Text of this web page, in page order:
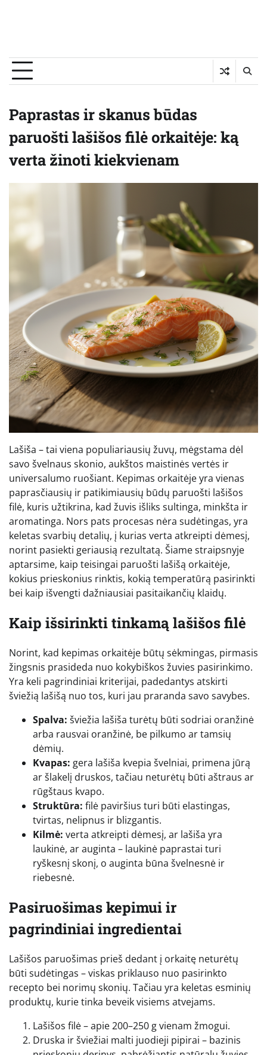
Paprastas ir skanus būdas
paruošti lašišos filė orkaitėje: ką
verta žinoti kiekvienam
Lašiša – tai viena populiariausių žuvų, mėgstama dėl
savo švelnaus skonio, aukštos maistinės vertės ir
universalumo ruošiant. Kepimas orkaitėje yra vienas
paprasčiausių ir patikimiausių būdų paruošti lašišos
filė, kuris užtikrina, kad žuvis išliks sultinga, minkšta ir
aromatinga. Nors pats procesas nėra sudėtingas, yra
keletas svarbių detalių, į kurias verta atkreipti dėmesį,
norint pasiekti geriausią rezultatą. Šiame straipsnyje
aptarsime, kaip teisingai paruošti lašišą orkaitėje,
kokius prieskonius rinktis, kokią temperatūrą pasirinkti
bei kaip išvengti dažniausiai pasitaikančių klaidų.
Kaip išsirinkti tinkamą lašišos filė
Norint, kad kepimas orkaitėje būtų sėkmingas, pirmasis
žingsnis prasideda nuo kokybiškos žuvies pasirinkimo.
Yra keli pagrindiniai kriterijai, padedantys atskirti
šviežią lašišą nuo tos, kuri jau praranda savo savybes.
Spalva: šviežia lašiša turėtų būti sodriai oranžinė
arba rausvai oranžinė, be pilkumo ar tamsių
dėmių.
Kvapas: gera lašiša kvepia švelniai, primena jūrą
ar šlakelį druskos, tačiau neturėtų būti aštraus ar
rūgštaus kvapo.
Struktūra: filė paviršius turi būti elastingas,
tvirtas, nelipnus ir blizgantis.
Kilmė: verta atkreipti dėmesį, ar lašiša yra
laukinė, ar auginta – laukinė paprastai turi
ryškesnį skonį, o auginta būna švelnesnė ir
riebesnė.
Pasiruošimas kepimui ir
pagrindiniai ingredientai
Lašišos paruošimas prieš dedant į orkaitę neturėtų
būti sudėtingas – viskas priklauso nuo pasirinkto
recepto bei norimų skonių. Tačiau yra keletas esminių
produktų, kurie tinka beveik visiems atvejams.
Lašišos filė – apie 200–250 g vienam žmogui.
Druska ir šviežiai malti juodieji pipirai – bazinis